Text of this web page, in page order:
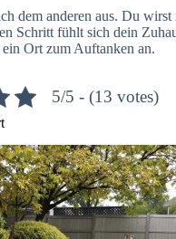
dem anderen aus. Du wirst
Schritt fühlt sich dein
Ort zum Auftanken an.
5/5 - (13 votes)